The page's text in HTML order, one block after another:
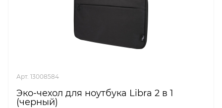
Арт. 13008584
Эко-чехол для ноутбука Libra 2 в 1
(черный)